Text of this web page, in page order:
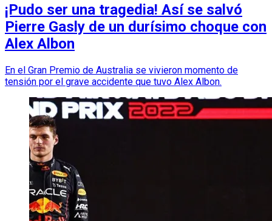
¡Pudo ser una tragedia! Así se salvó
Pierre Gasly de un durísimo choque con
Alex Albon
En el Gran Premio de Australia se vivieron momento de
tensión por el grave accidente que tuvo Alex Albon.